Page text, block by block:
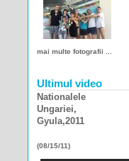
mai multe fotografii ...
Ultimul video
Nationalele
Ungariei,
Gyula,2011
(08/15/11)